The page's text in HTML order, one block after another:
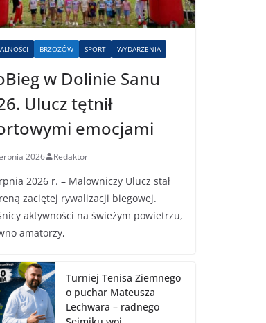
BRZOZÓW SPORT WYDARZENIA
w Dolinie Sanu
Ulucz tętnił
emocjami
2026 Redaktor
2026 r. – Malowniczy Ulucz stał
zaciętej rywalizacji biegowej.
aktywności na świeżym powietrzu,
amatorzy,
Turniej Tenisa Ziemnego
o puchar Mateusza
Lechwara – radnego